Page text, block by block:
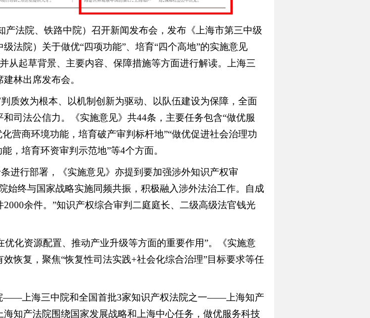
产法院、铁路中院）召开新闻发布会，发布《上海市第三中级
级法院）关于做优“四项功能”、培育“四个高地”的实施意见
从起草背景、主要内容、保障措施等方面进行解读。上海三
林出席发布会。
质效为根本、以机制创新为驱动、以队伍建设为保障，全面
司法公信力。《实施意见》共44条，主要任务包含“做优服
营商环境功能，培育破产审判标杆地”“做优促进社会治理功
，培育环资审判示范地”等4个方面。
进行部署，《实施意见》亦提到要加强涉外知识产权审
始终与国家战略实施同频共振，积极融入涉外法治工作。自成
余件。”知识产权综合审判二庭庭长、二级高级法官钱光
优化资源配置、推动产业升级等方面的重要作用”。《实施意
恢复，聚焦“恢复性司法实践+社会化综合治理”目标要求等任
——上海三中院和全国首批3家知识产权法院之一——上海知产
知产法院围绕国家发展战略和上海中心任务，做优服务科技